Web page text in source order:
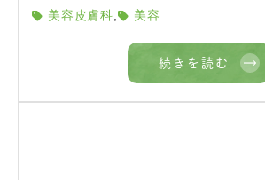
美容皮膚科
美容
続きを読む